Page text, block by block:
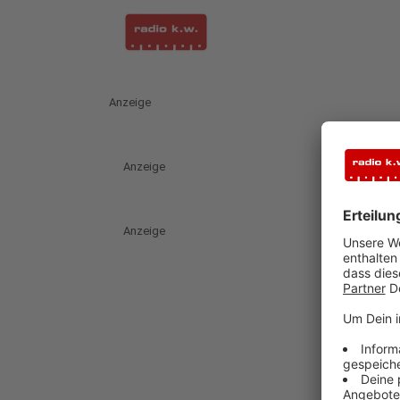
Anzeige
Anzeige
Anzeige